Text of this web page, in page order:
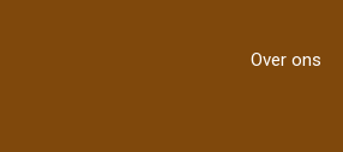
Over ons